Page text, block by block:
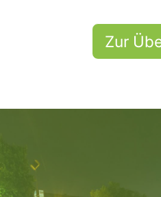
Zur